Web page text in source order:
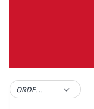
ORDER BY DEFAULT